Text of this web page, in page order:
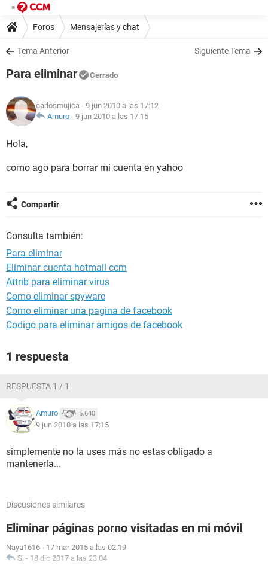
Foros Mensajerías y chat
Tema Anterior Siguiente Tema
Para eliminar Cerrado
carlosmujica - 9 jun 2010 a las 17:12
Amuro - 9 jun 2010 a las 17:15
Hola,
como ago para borrar mi cuenta en yahoo
Compartir
Consulta también:
Para eliminar
Eliminar cuenta hotmail ccm
Attrib para eliminar virus
Como eliminar spyware
Como eliminar una pagina de facebook
Codigo para eliminar amigos de facebook
1 respuesta
RESPUESTA 1 / 1
Amuro 5.640
9 jun 2010 a las 17:15
simplemente no la uses más no estas obligado a
mantenerla...
Discusiones similares
Eliminar páginas porno visitadas en mi móvil
Naya1616 - 17 mar 2015 a las 02:19
Si - 18 dic 2017 a las 23:04